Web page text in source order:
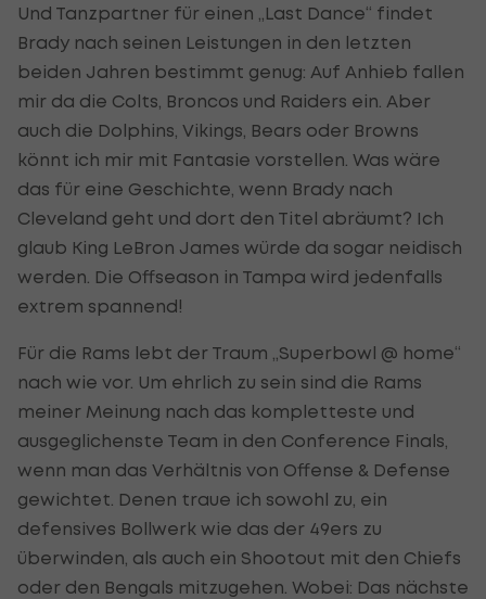
Und Tanzpartner für einen „Last Dance“ findet
Brady nach seinen Leistungen in den letzten
beiden Jahren bestimmt genug: Auf Anhieb fallen
mir da die Colts, Broncos und Raiders ein. Aber
auch die Dolphins, Vikings, Bears oder Browns
könnt ich mir mit Fantasie vorstellen. Was wäre
das für eine Geschichte, wenn Brady nach
Cleveland geht und dort den Titel abräumt? Ich
glaub King LeBron James würde da sogar neidisch
werden. Die Offseason in Tampa wird jedenfalls
extrem spannend!
Für die Rams lebt der Traum „Superbowl @ home“
nach wie vor. Um ehrlich zu sein sind die Rams
meiner Meinung nach das kompletteste und
ausgeglichenste Team in den Conference Finals,
wenn man das Verhältnis von Offense & Defense
gewichtet. Denen traue ich sowohl zu, ein
defensives Bollwerk wie das der 49ers zu
überwinden, als auch ein Shootout mit den Chiefs
oder den Bengals mitzugehen. Wobei: Das nächste